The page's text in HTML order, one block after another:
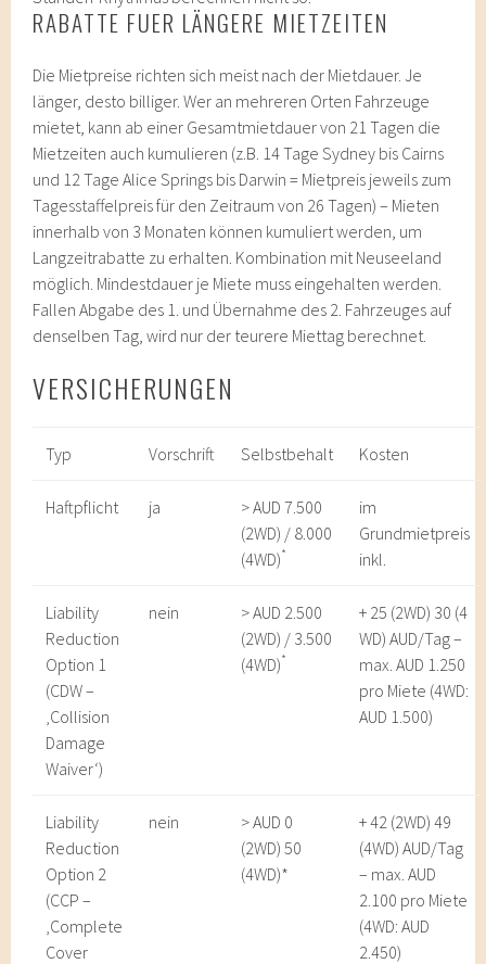
RABATTE FUER LÄNGERE MIETZEITEN
Die Mietpreise richten sich meist nach der Mietdauer. Je
länger, desto billiger. Wer an mehreren Orten Fahrzeuge
mietet, kann ab einer Gesamtmietdauer von 21 Tagen die
Mietzeiten auch kumulieren (z.B. 14 Tage Sydney bis Cairns
und 12 Tage Alice Springs bis Darwin = Mietpreis jeweils zum
Tagesstaffelpreis für den Zeitraum von 26 Tagen) – Mieten
innerhalb von 3 Monaten können kumuliert werden, um
Langzeitrabatte zu erhalten. Kombination mit Neuseeland
möglich. Mindestdauer je Miete muss eingehalten werden.
Fallen Abgabe des 1. und Übernahme des 2. Fahrzeuges auf
denselben Tag, wird nur der teurere Miettag berechnet.
VERSICHERUNGEN
Typ Vorschrift Selbstbehalt Kosten
Haftpflicht ja
> AUD 7.500
(2WD) / 8.000
(4WD)*
im
Grundmietpreis
inkl.
Liability
Reduction
Option 1
(CDW –
‚Collision
Damage
Waiver‘)
nein
> AUD 2.500
(2WD) / 3.500
(4WD)*
+ 25 (2WD) 30 (4
WD) AUD/Tag –
max. AUD 1.250
pro Miete (4WD:
AUD 1.500)
Liability
Reduction
Option 2
(CCP –
‚Complete
Cover
nein
> AUD 0
(2WD) 50
(4WD)*
+ 42 (2WD) 49
(4WD) AUD/Tag
– max. AUD
2.100 pro Miete
(4WD: AUD
2.450)